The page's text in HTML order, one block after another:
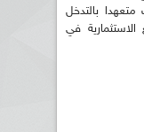
بالتدخل
في